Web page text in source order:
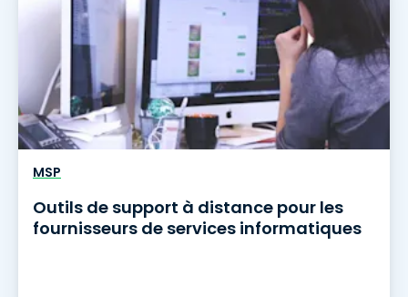
MSP
Outils de support à distance pour les
fournisseurs de services informatiques